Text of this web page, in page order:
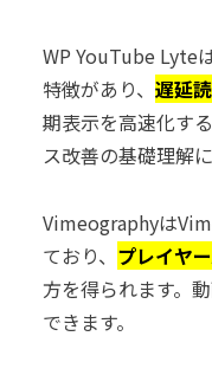
WP YouTube Lyte
特徴があり、 遅延
期表示を高速化す
ス改善の基礎理解に
Vimeographyは
ており、 プレイヤ
方を得られます。
できます。